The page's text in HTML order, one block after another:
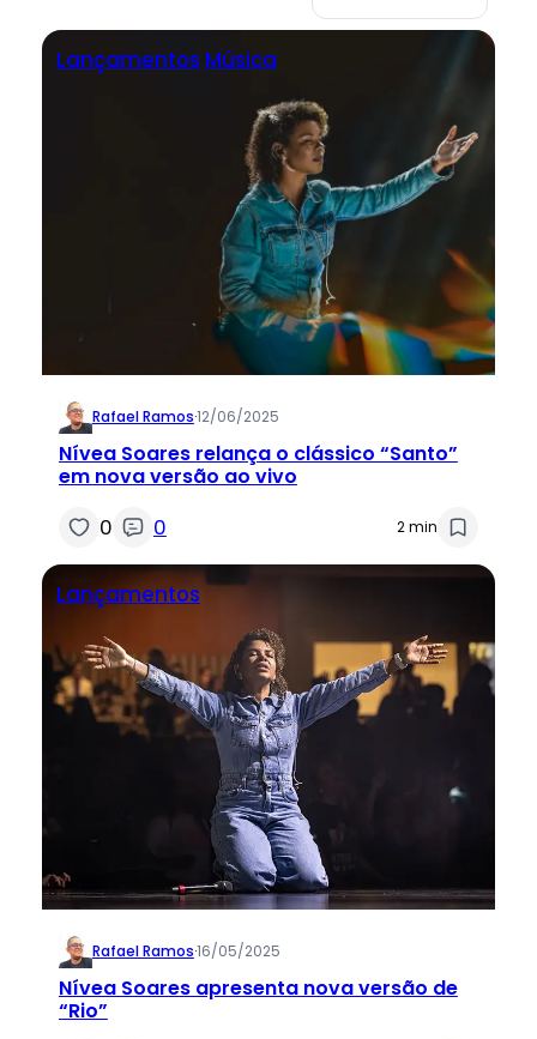
Lançamentos Música
Rafael Ramos·12/06/2025
Nívea Soares relança o clássico “Santo”
em nova versão ao vivo
0 0 2 min
Lançamentos
Rafael Ramos·16/05/2025
Nívea Soares apresenta nova versão de
“Rio”